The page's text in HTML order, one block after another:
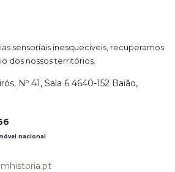
sensoriais inesquecíveis, recuperamos
dos nossos territórios.
Nº 41, Sala 6 4640-152 Baião,
nacional